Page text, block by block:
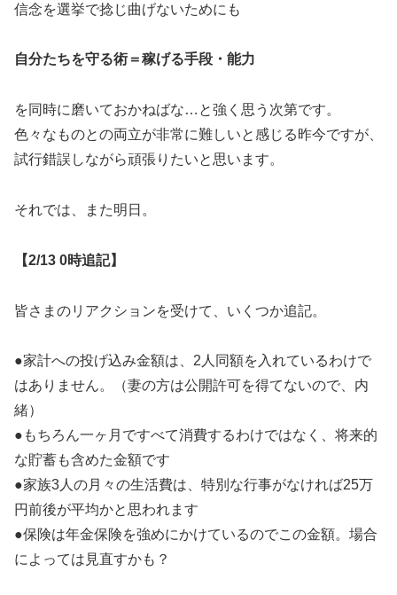
信念を選挙で捻じ曲げないためにも
自分たちを守る術＝稼げる手段・能力
を同時に磨いておかねばな…と強く思う次第です。
色々なものとの両立が非常に難しいと感じる昨今ですが、
試行錯誤しながら頑張りたいと思います。
それでは、また明日。
【2/13 0時追記】
皆さまのリアクションを受けて、いくつか追記。
●家計への投げ込み金額は、2人同額を入れているわけで
はありません。（妻の方は公開許可を得てないので、内
緒）
●もちろん一ヶ月ですべて消費するわけではなく、将来的
な貯蓄も含めた金額です
●家族3人の月々の生活費は、特別な行事がなければ25万
円前後が平均かと思われます
●保険は年金保険を強めにかけているのでこの金額。場合
によっては見直すかも？